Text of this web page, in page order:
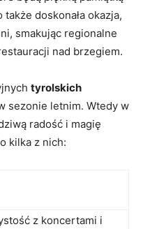
doskonała okazja,
smakując ⁣regionalne
nad brzegiem.
tyrolskich
sezonie letnim. Wtedy w
radość ⁢i magię
kilka z nich:
z‌ koncertami i